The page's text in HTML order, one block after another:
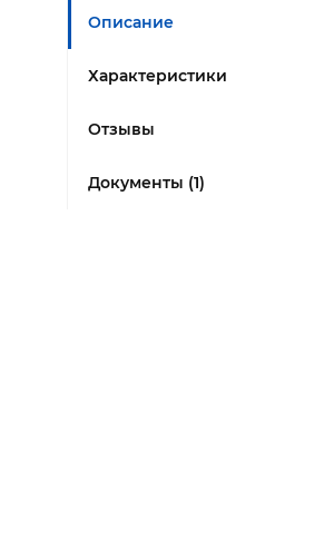
Описание
Характеристики
Отзывы
Документы (1)